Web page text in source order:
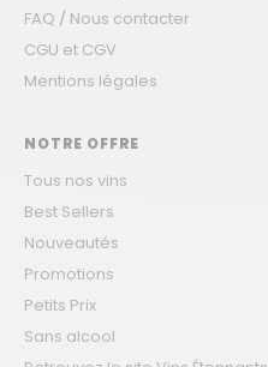
FAQ / Nous contacter
CGU et CGV
Mentions légales
NOTRE OFFRE
Tous nos vins
Best Sellers
Nouveautés
Promotions
Petits Prix
Sans alcool